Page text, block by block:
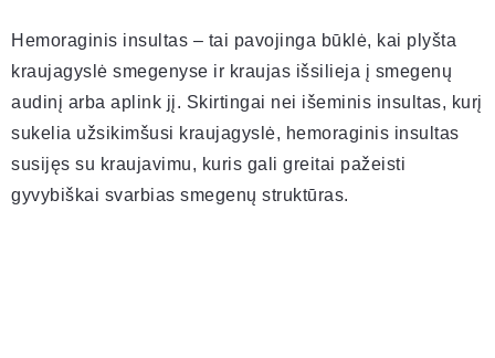
Hemoraginis insultas – tai pavojinga būklė, kai plyšta
kraujagyslė smegenyse ir kraujas išsilieja į smegenų
audinį arba aplink jį. Skirtingai nei išeminis insultas, kurį
sukelia užsikimšusi kraujagyslė, hemoraginis insultas
susijęs su kraujavimu, kuris gali greitai pažeisti
gyvybiškai svarbias smegenų struktūras.